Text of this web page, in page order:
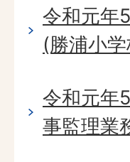
令和元年
(勝浦小
令和元年
事監理業